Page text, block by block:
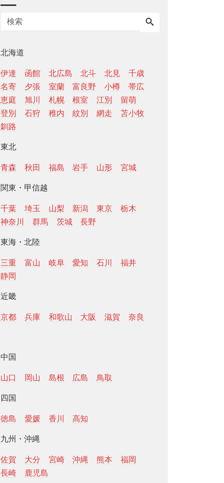
北海道
伊達 函館 北広島 北斗 北見
千歳
名寄
夕張 室蘭 富良野 小樽
帯広
恵庭
旭川 札幌 根室 江別
留萌
登別
石狩 稚内 紋別 網走
苫小牧
釧路
東北
青森 秋田 福島 岩手 山形 宮城
関東・甲信越
千葉 埼玉 山梨 新潟 東京
栃木
神奈川
群馬 茨城 長野
東海・北陸
三重 富山 岐阜 愛知 石川
福井
静岡
近畿
京都 兵庫 和歌山 大阪 滋賀 奈良
中国
山口 岡山 島根 広島 鳥取
四国
徳島 愛媛 香川 高知
九州・沖縄
佐賀 大分 宮崎 沖縄 熊本
福岡
長崎
鹿児島